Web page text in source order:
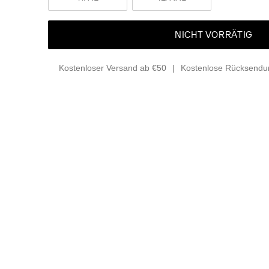
NICHT VORRÄTIG
Kostenloser Versand ab €50 Kostenlose